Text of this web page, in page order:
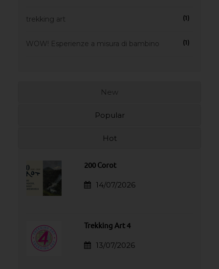
trekking art (1)
WOW! Esperienze a misura di bambino (1)
New
Popular
Hot
200 Corot
14/07/2026
Trekking Art 4
13/07/2026